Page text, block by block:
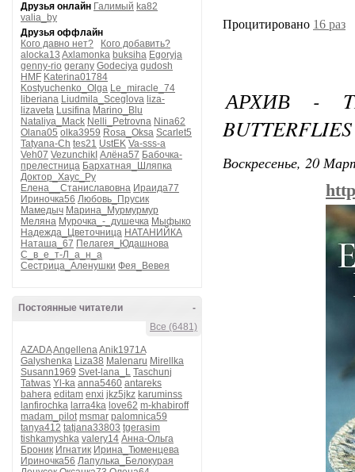
Друзья онлайн Галимый ka82
valia_by
Друзья оффлайн
Кого давно нет?
Кого добавить?
alocka13 Axlamonka buksiha Egoryja
genny-rio gerany Godeciya gudosh
HMF Katerina01784
Kostyuchenko_Olga Le_miracle_74
liberiana Liudmila_Sceglova liza-
lizaveta Lusifina Marino_Blu
Nataliya_Mack Nelli_Petrovna Nina62
Olana05 olka3959 Rosa_Oksa Scarlet5
Tatyana-Ch tes21 UstEK Va-sss-a
Veh07 VezunchikI Алёна57 Бабочка-
прелестница Бархатная_Шляпка
Доктор_Хаус_Ру
Елена__Станиславовна Ираида77
Ириночка56 Любовь_Прусик
Мамедыч Марина_Мурмурмур
Меляна Мурочка_-_душечка Мыфыко
Надежда_Цветочница НАТАНИЙКА
Наташа_67 Пелагея_Юдашнова
С_в_е_т-Л_а_н_а
Сестрица_Аленушки Фея_Вевея
-
Постоянные читатели
Все (6481)
AZADAAngellenaAnik1971A
Galyshenka Liza38 Malenaru Mirellka
Susann1969 Svet-lana_L Taschunj
Tatwas Yl-ka anna5460 antareks
bahera editam enxi jkz5jkz karuminss
lanfirochka larra4ka love62 m-khabiroff
madam_pilot msmar palomnica59
tanya412 tatjana33803 tgerasim
tishkamyshka valery14 Анна-Ольга
Броник Игнатик Ирина_Тюменцева
Ириночка56 Лапулька_Белокурая
Процитировано 16 раз
АРХИВ -
BUTTERFLIES
Воскресенье, 20